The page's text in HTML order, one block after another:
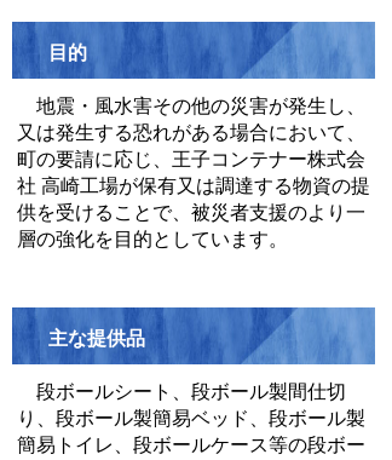
目的
地震・風水害その他の災害が発生し、
又は発生する恐れがある場合において、
町の要請に応じ、王子コンテナー株式会
社 高崎工場が保有又は調達する物資の提
供を受けることで、被災者支援のより一
層の強化を目的としています。
主な提供品
段ボールシート、段ボール製間仕切
り、段ボール製簡易ベッド、段ボール製
簡易トイレ、段ボールケース等の段ボー